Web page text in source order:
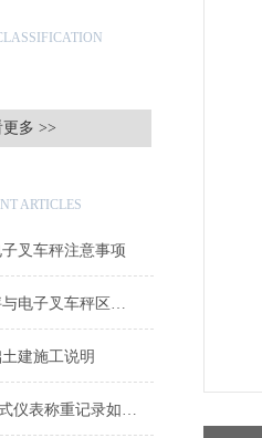
多 >>
ARTICLES
叉车秤注意事项
内燃叉车改装秤与电子叉车秤区别？
建施工说明
柯力D2008数字式仪表称重记录如何贮存？